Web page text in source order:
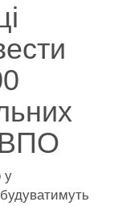
ВПО
у